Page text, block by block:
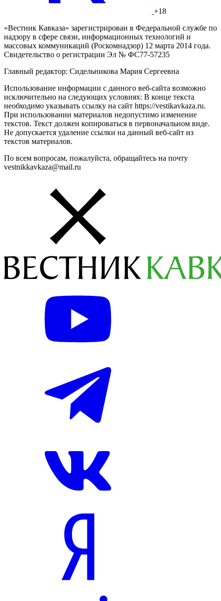
+18
«Вестник Кавказа» зарегистрирован в Федеральной службе по
надзору в сфере связи, информационных технологий и
массовых коммуникаций (Роскомнадзор) 12 марта 2014 года.
Свидетельство о регистрации Эл № ФС77-57235
Главный редактор: Сидельникова Мария Сергеевна
Использование информации с данного веб-сайта возможно
исключительно на следующих условиях: В конце текста
необходимо указывать ссылку на сайт https://vestikavkaza.ru.
При использовании материалов недопустимо изменение
текстов. Текст должен копироваться в первоначальном виде.
Не допускается удаление ссылки на данный веб-сайт из
текстов материалов.
По всем вопросам, пожалуйста, обращайтесь на почту
vestnikkavkaza@mail.ru